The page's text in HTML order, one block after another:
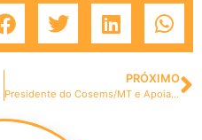
PRÓXIMO
Presidente do Cosems/MT e Apoiadores debatem sobre os consórcios de saúde